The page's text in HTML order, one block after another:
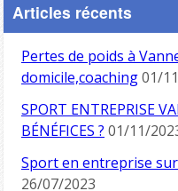
Articles récents
Pertes de poids à
domicile,coaching01/
SPORT ENTREPRISE
BÉNÉFICES ? 01/11/
Sport en entreprise
26/07/2023